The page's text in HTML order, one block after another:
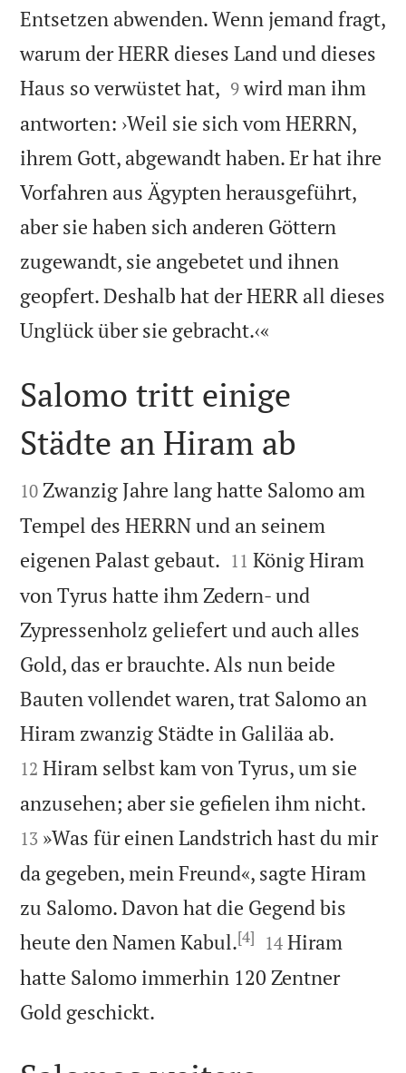
Entsetzen abwenden. Wenn jemand fragt,
warum der HERR dieses Land und dieses
Haus so verwüstet hat, 

9 wird man ihm
antworten: ›Weil sie sich vom HERRN,
ihrem Gott, abgewandt haben. Er hat ihre
Vorfahren aus Ägypten herausgeführt,
aber sie haben sich anderen Göttern
zugewandt, sie angebetet und ihnen
geopfert. Deshalb hat der HERR all dieses
Unglück über sie gebracht.‹«

Salomo tritt einige
Städte an Hiram ab

10 Zwanzig Jahre lang hatte Salomo am
Tempel des HERRN und an seinem
eigenen Palast gebaut. 

11 König Hiram
von Tyrus hatte ihm Zedern- und
Zypressenholz geliefert und auch alles
Gold, das er brauchte. Als nun beide
Bauten vollendet waren, trat Salomo an
Hiram zwanzig Städte in Galiläa ab.
12 Hiram selbst kam von Tyrus, um sie
anzusehen; aber sie gefielen ihm nicht.
13 »Was für einen Landstrich hast du mir
da gegeben, mein Freund«, sagte Hiram
zu Salomo. Davon hat die Gegend bis
heute den Namen Kabul.[4] 

14 Hiram
hatte Salomo immerhin 120 Zentner
Gold geschickt.